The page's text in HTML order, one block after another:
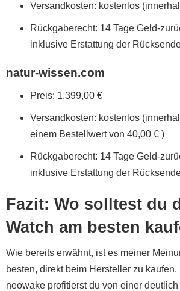
Versandkosten: kostenlos
Rückgaberecht: 14 Tage Geld-
inklusive Erstattung der
natur-wissen.com
Preis: 1.399,00 €
Versandkosten: kostenlos
einem Bestellwert von 40,00 € )
Rückgaberecht: 14 Tage Geld-
inklusive Erstattung der
Fazit: Wo solltest du
Watch am besten
Wie bereits erwähnt, ist es meiner
besten, direkt beim Hersteller zu kaufen.
neowake profitierst du von einer